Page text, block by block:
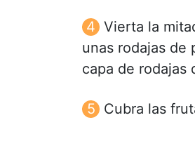
Vierta la
unas rodajas de
capa de rodajas
Cubra las